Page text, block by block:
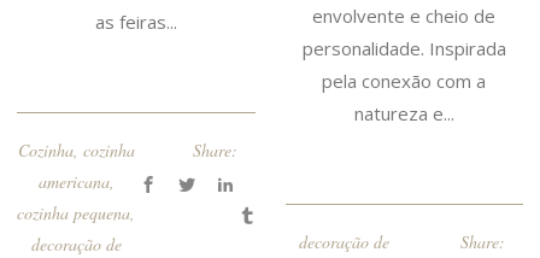
as feiras...
Cozinha, cozinha
americana,
cozinha pequena,
decoração de
Share:
envolvente e cheio de
personalidade. Inspirada
pela conexão com a
natureza e...
decoração de
Share: